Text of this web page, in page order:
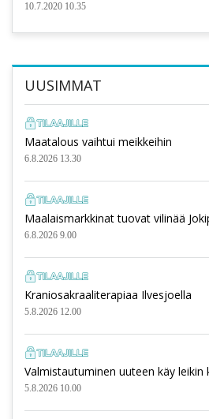
10.7.2020 10.35
UUSIMMAT
Maatalous vaihtui meikkeihin
6.8.2026 13.30
Maalaismarkkinat tuovat vilinää
6.8.2026 9.00
Kraniosakraaliterapiaa Ilvesjoella
5.8.2026 12.00
Valmistautuminen uuteen käy leikin
5.8.2026 10.00